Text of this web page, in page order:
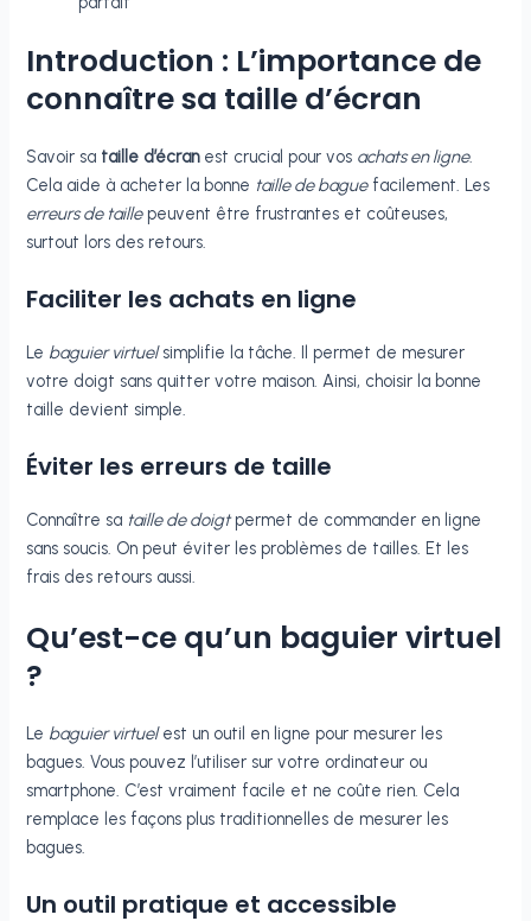
Introduction : L’importance de
connaître sa taille d’écran
Savoir sa taille d’écranest crucial pour vos achats en ligne.
Cela aide à acheter la bonne taille de baguefacilement. Les
erreurs de taillepeuvent être frustrantes et coûteuses,
surtout lors des retours.
Faciliter les achats en ligne
Le baguier virtuelsimplifie la tâche. Il permet de mesurer
votre doigt sans quitter votre maison. Ainsi, choisir la bonne
taille devient simple.
Éviter les erreurs de taille
Connaître sa taille de doigtpermet de commander en ligne
sans soucis. On peut éviter les problèmes de tailles. Et les
frais des retours aussi.
Qu’est-ce qu’un baguier virtuel
?
Le baguier virtuelest un outil en ligne pour mesurer les
bagues. Vous pouvez l’utiliser sur votre ordinateur ou
smartphone. C’est vraiment facile et ne coûte rien. Cela
remplace les façons plus traditionnelles de mesurer les
bagues.
Un outil pratique et accessible